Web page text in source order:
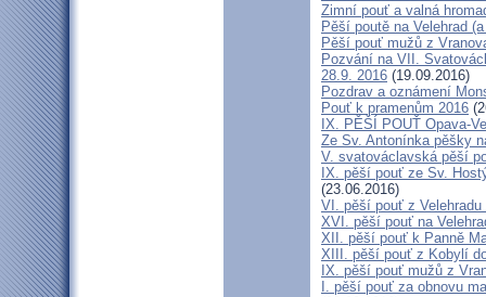
Zimní pouť a valná
Pěší poutě na Velehrad
Pěší pouť mužů z
Pozvání na VII.
28.9. 2016 (19.09.2016)
Pozdrav a oznámení
Pouť k pramenům 2016
IX. PĚŠÍ POUŤ Opava-
Ze Sv. Antonínka pěšky
V. svatováclavská pěší
IX. pěší pouť ze Sv.
(23.06.2016)
VI. pěší pouť z
XVI. pěší pouť na
XII. pěší pouť k Panně
XIII. pěší pouť z Kobylí
IX. pěší pouť mužů z
I. pěší pouť za obnovu